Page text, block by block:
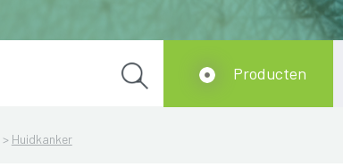
> Huidkanker
Producten